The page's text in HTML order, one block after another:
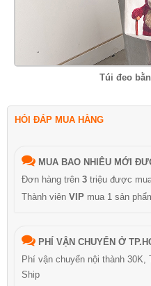
Túi đeo
HỎI ĐÁP MUA HÀNG
MUA BAO NHIÊU MỚI
Đơn hàng trên 3 triệu được
Thành viên VIP mua 1 sản
PHÍ VẬN CHUYỂN Ở
Phí vận chuyển nội thành 30K,
Ship